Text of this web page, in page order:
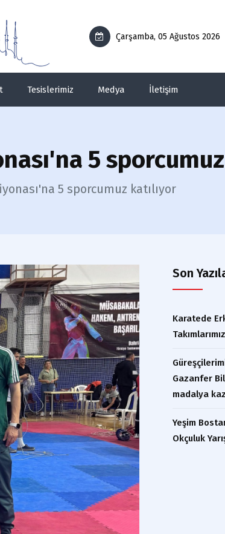
Çarşamba, 05 Ağustos 2026
Tesislerimiz Medya İletişim
5
5 sporcumuz katılıyor
Son
Karatede
Gazanfer
madalya
Yeşim
Okçuluk